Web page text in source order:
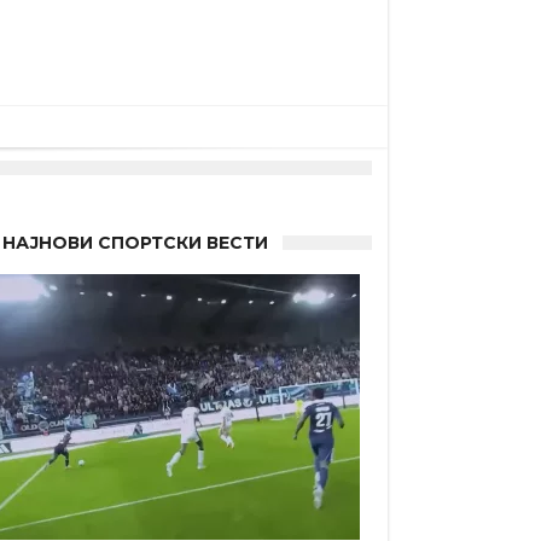
НАЈНОВИ СПОРТСКИ ВЕСТИ